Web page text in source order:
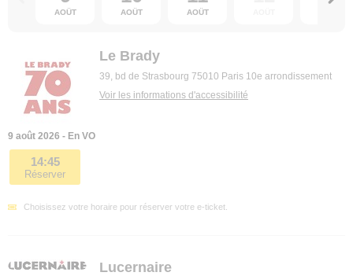
AOÛT AOÛT AOÛT
Le Brady
39, bd de Strasbourg 75010 Paris 10e arrondissement
Voir les informations d'accessibilité
9 août 2026 - En VO
14:45
Réserver
Choisissez votre horaire pour réserver votre e-ticket.
Lucernaire